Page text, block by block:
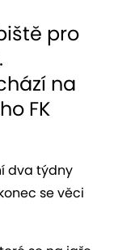
pro
na
FK
dva týdny
se věci